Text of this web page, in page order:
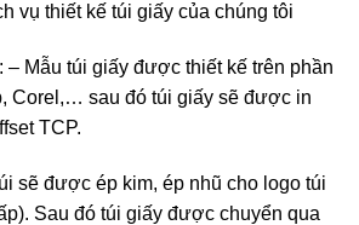
vụ thiết kế túi giấy của chúng tôi
– Mẫu túi giấy được thiết kế trên phần
Corel,… sau đó túi giấy sẽ được in
TCP.
sẽ được ép kim, ép nhũ cho logo túi
Sau đó túi giấy được chuyển qua